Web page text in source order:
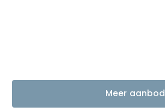
Meer aanbod